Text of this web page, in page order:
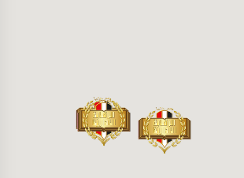
Assouan